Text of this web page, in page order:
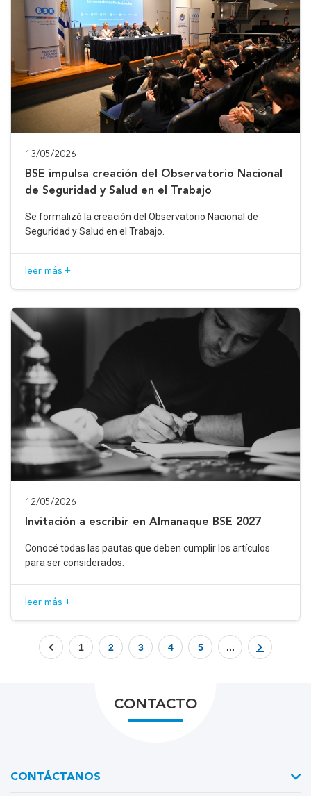
13/05/2026
BSE impulsa creación del Observatorio Nacional
de Seguridad y Salud en el Trabajo
Se formalizó la creación del Observatorio Nacional de
Seguridad y Salud en el Trabajo.
leer más +
12/05/2026
Invitación a escribir en Almanaque BSE 2027
Conocé todas las pautas que deben cumplir los artículos
para ser considerados.
leer más +
1 2 3 4 5 ...
CONTACTO
CONTÁCTANOS